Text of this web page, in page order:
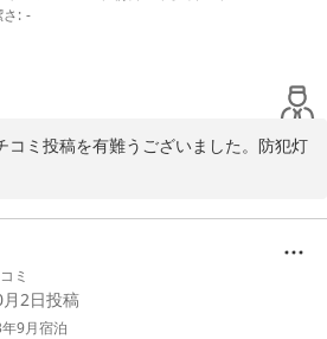
す。焚き火の際にどうしても防犯の灯り
ードが出ればなとは思いましたが、それで
根の宿としては、コスパも良いのでまだ
: -
コミ投稿を有難うございました。防犯灯
お掛けしてしまったようで申し訳ござ
うれしく思っております。これからも安
別荘をモットーに皆様の御利用をお待ち
ました。
ミ
2日投稿
9月宿泊